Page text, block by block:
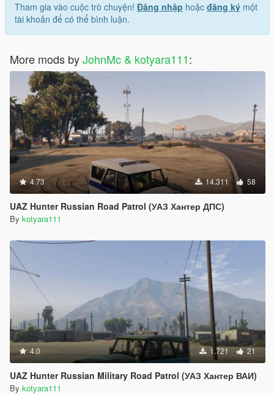
Tham gia vào cuộc trò chuyện! Đăng nhập hoặc đăng ký một
tài khoản để có thể bình luận.
More mods byJohnMc & kotyara111:
4.73 14.311 58
UAZ Hunter Russian Road Patrol (УАЗ Хантер ДПС)
By kotyara111
4.0 1.721 21
UAZ Hunter Russian Military Road Patrol (УАЗ Хантер ВАИ)
By kotyara111